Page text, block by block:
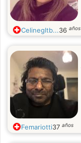
Celinegltb...36 años
Femariotti37 años